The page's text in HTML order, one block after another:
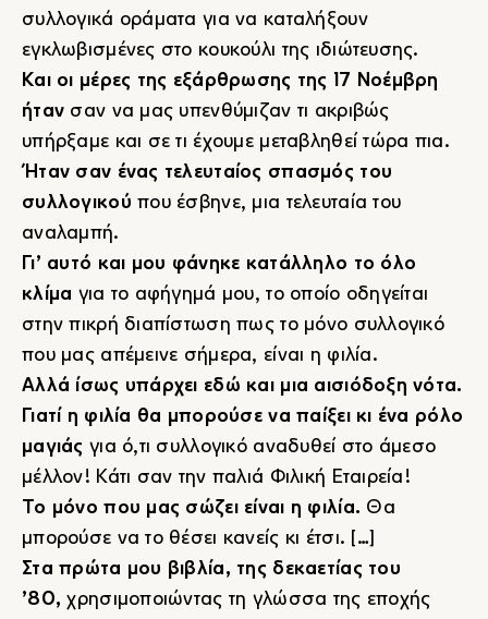
συλλογικά οράματα για να καταλήξουν
εγκλωβισμένες στο κουκούλι της ιδιώτευσης.
Και οι μέρες της εξάρθρωσης της 17 Νοέμβρη
ήταν σαν να μας υπενθύμιζαν τι ακριβώς
υπήρξαμε και σε τι έχουμε μεταβληθεί τώρα πια.
Ήταν σαν ένας τελευταίος σπασμός του
συλλογικούπου έσβηνε, μια τελευταία του
αναλαμπή.
Γι’ αυτό και μου φάνηκε κατάλληλο το όλο
κλίμα για το αφήγημά μου, το οποίο οδηγείται
στην πικρή διαπίστωση πως το μόνο συλλογικό
που μας απέμεινε σήμερα, είναι η φιλία.
Αλλά ίσως υπάρχει εδώ και μια αισιόδοξη νότα.
Γιατί η φιλία θα μπορούσε να παίξει κι ένα ρόλο
μαγιάς για ό,τι συλλογικό αναδυθεί στο άμεσο
μέλλον! Κάτι σαν την παλιά Φιλική Εταιρεία!
Το μόνο που μας σώζει είναι η φιλία. Θα
μπορούσε να το θέσει κανείς κι έτσι. […]
Στα πρώτα μου βιβλία, της δεκαετίας του
’80, χρησιμοποιώντας τη γλώσσα της εποχής